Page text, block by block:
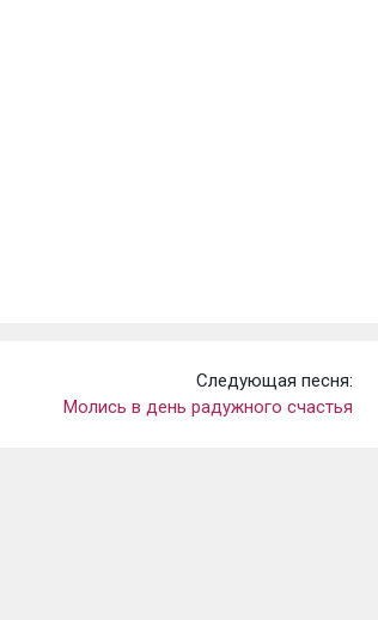
Следующая песня:
Молись в день радужного счастья